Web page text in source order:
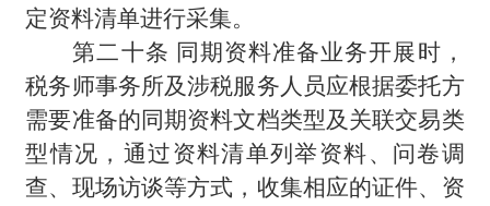
定资料清单进行采集。
第二十条 同期资料准备业务开展时，
税务师事务所及涉税服务人员应根据委托方
需要准备的同期资料文档类型及关联交易类
型情况，通过资料清单列举资料、问卷调
查、现场访谈等方式，收集相应的证件、资